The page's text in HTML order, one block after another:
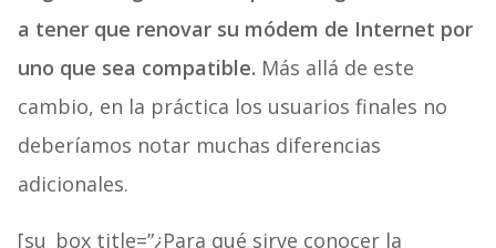
a tener que renovar su módem de Internet por
uno que sea compatible. Más allá de este
cambio, en la práctica los usuarios finales no
deberíamos notar muchas diferencias
adicionales.
[su_box title=”¿Para qué sirve conocer la